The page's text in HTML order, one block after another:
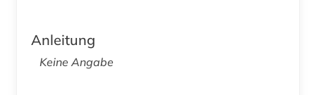
Anleitung
Keine Angabe